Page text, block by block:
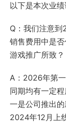
以下是本次业
Q：我们注意到
销售费用中是
游戏推广所致？
A：2026年第
同期均有一定
一是公司推出
2024年12月上